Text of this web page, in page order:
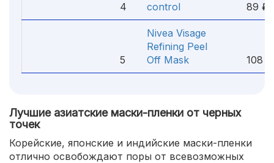
4
control
89 ₽
5
Nivea Visage
Refining Peel
Off Mask
108 ₽
Лучшие азиатские маски-пленки от черных
точек
Корейские, японские и индийские маски-пленки
отлично освобождают поры от всевозможных